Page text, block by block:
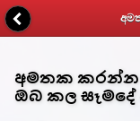
අමතක කරන්න
ඔබ කල